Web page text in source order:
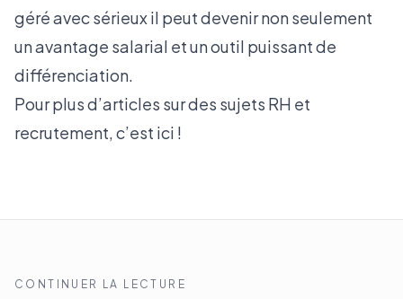
géré avec sérieux il peut devenir non seulement
un avantage salarial et un outil puissant de
différenciation.
Pour plus d’articles sur des sujets RH et
recrutement, c’est ici !
CONTINUER LA LECTURE